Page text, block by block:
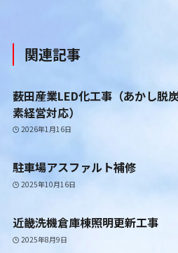
関連記事
薮田産業LED化工事（あかし脱
素経営対応）
2026年1月16日
駐車場アスファルト補修
2025年10月16日
近畿洗機倉庫棟照明更新工事
2025年8月9日